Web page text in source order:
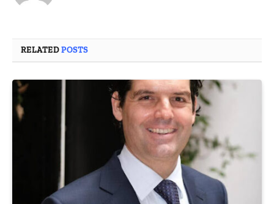
RELATEDPOSTS